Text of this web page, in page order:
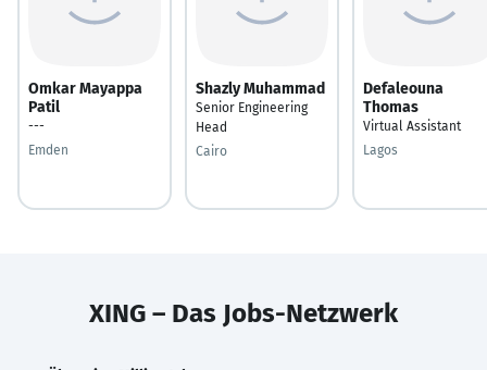
Omkar Mayappa
Patil
---
Emden
Shazly Muhammad
Senior Engineering
Head
Cairo
Defaleouna
Thomas
Virtual Assistant
Lagos
XING – Das Jobs-Netzwerk